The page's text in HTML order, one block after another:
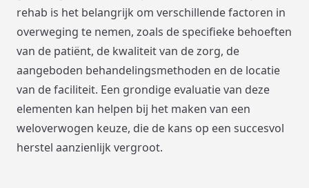
rehab is het belangrijk om verschillende factoren in
overweging te nemen, zoals de specifieke behoeften
van de patiënt, de kwaliteit van de zorg, de
aangeboden behandelingsmethoden en de locatie
van de faciliteit. Een grondige evaluatie van deze
elementen kan helpen bij het maken van een
weloverwogen keuze, die de kans op een succesvol
herstel aanzienlijk vergroot.